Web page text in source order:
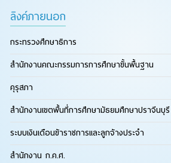
ลิงค์ภายนอก
กระทรวงศึกษาธิการ
สำนักงานคณะกรรมการการศึกษาขั้นพื้นฐาน
คุรุสภา
สำนักงานเขตพื้นที่การศึกษามัธยมศึกษาปราจีนบุ
ระบบเงินเดือนข้าราชการและลูกจ้างประจำ
สำนักงาน ก.ค.ศ.